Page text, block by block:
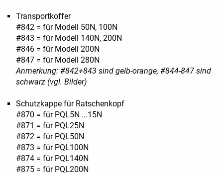
Transportkoffer
#842 = für Modell 50N, 100N
#843 = für Modell 140N, 200N
#846 = für Modell 200N
#847 = für Modell 280N
Anmerkung: #842+843 sind gelb-orange, #844-847 sind
schwarz (vgl. Bilder)
Schutzkappe für Ratschenkopf
#870 = für PQL5N ...15N
#871 = für PQL25N
#872 = für PQL50N
#873 = für PQL100N
#874 = für PQL140N
#875 = für PQL200N